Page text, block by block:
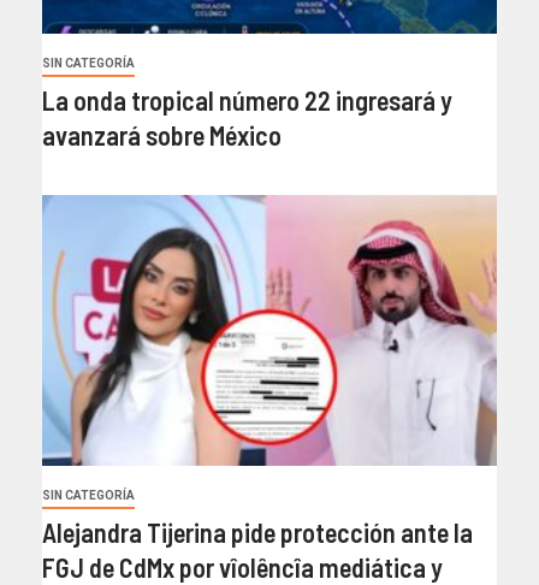
SIN CATEGORÍA
La onda tropical número 22 ingresará y
avanzará sobre México
SIN CATEGORÍA
Alejandra Tijerina pide protección ante la
FGJ de CdMx por vîolêncîa mediática y